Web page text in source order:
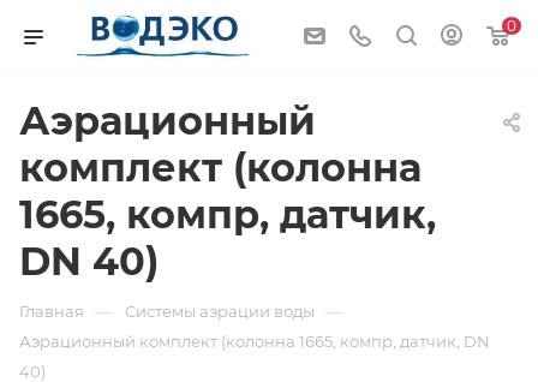
0
Аэрационный
комплект (колонна
1665, компр, датчик,
DN 40)
Главная — Системы аэрации воды —
Аэрационный комплект (колонна 1665, компр, датчик, DN
40)